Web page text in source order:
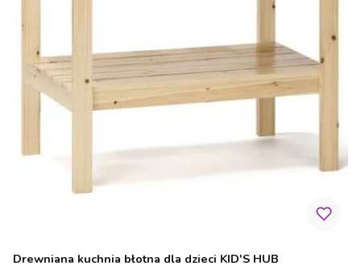
Drewniana kuchnia błotna dla dzieci KID'S HUB